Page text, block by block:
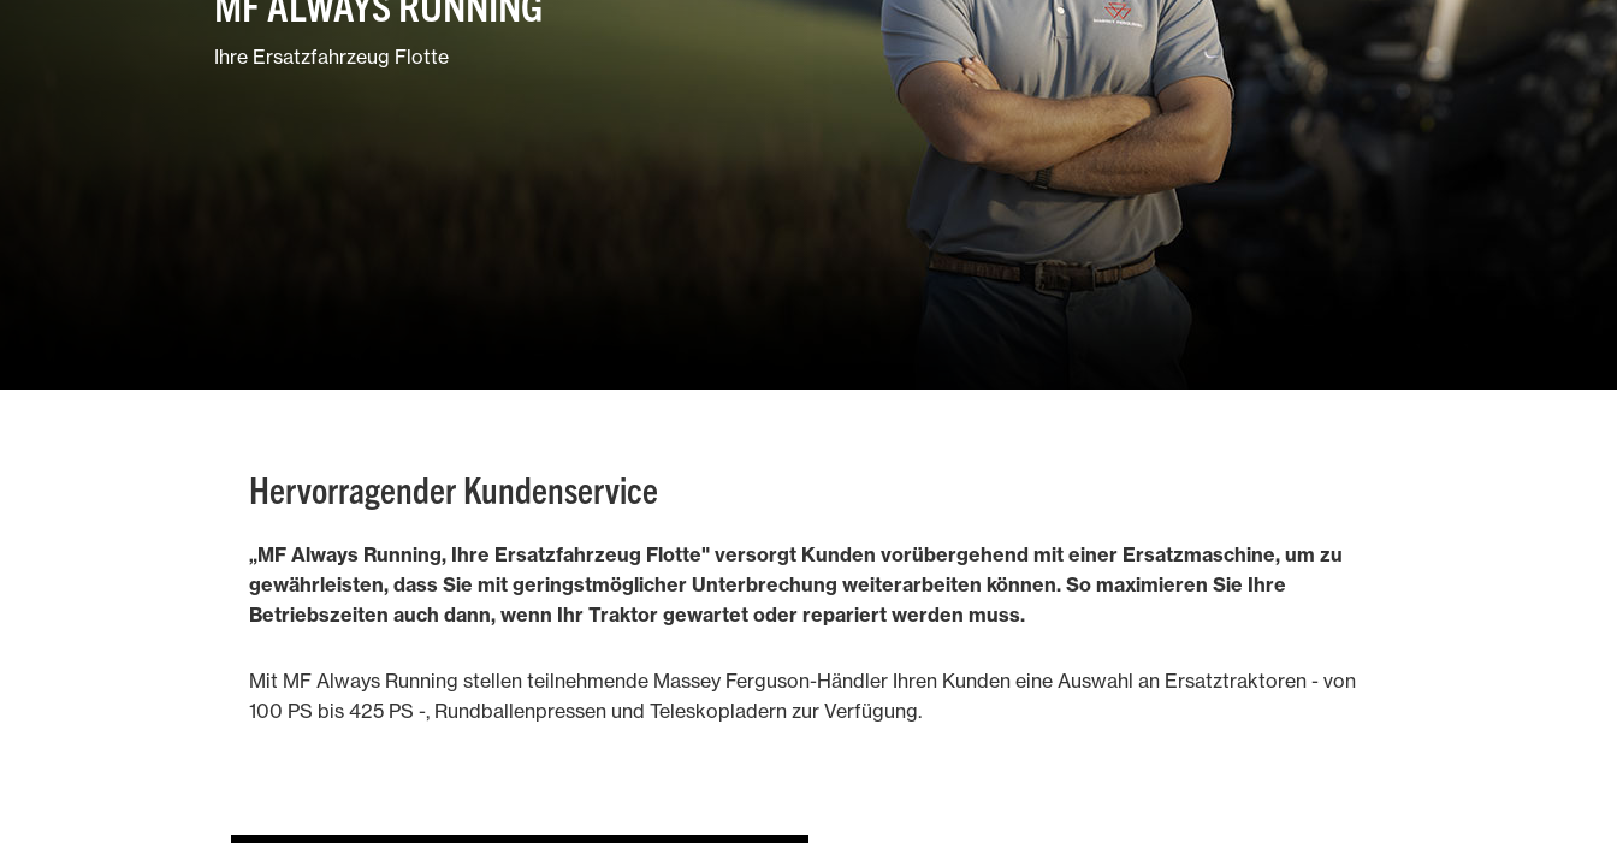
Garten- und
Landschaftspflege
Ihre Ersatzfahrzeug Flotte
Hervorragender Kundenservice
„MF Always Running, Ihre Ersatzfahrzeug Flotte" versorgt Kunden vorübergehend mit einer Ersatzmaschine, um zu
gewährleisten, dass Sie mit geringstmöglicher Unterbrechung weiterarbeiten können. So maximieren Sie Ihre
Betriebszeiten auch dann, wenn Ihr Traktor gewartet oder repariert werden muss.
Mit MF Always Running stellen teilnehmende Massey Ferguson-Händler Ihren Kunden eine Auswahl an Ersatztraktoren - von
100 PS bis 425 PS -, Rundballenpressen und Teleskopladern zur Verfügung.